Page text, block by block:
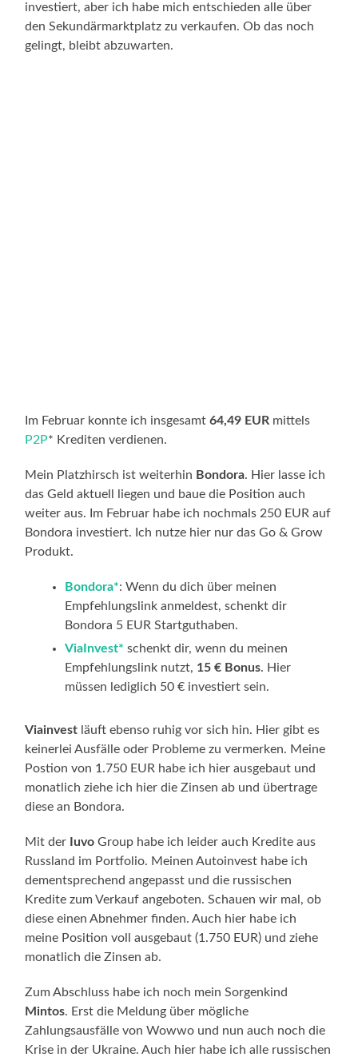
investiert, aber ich habe mich entschieden alle über
den Sekundärmarktplatz zu verkaufen. Ob das noch
gelingt, bleibt abzuwarten.
Im Februar konnte ich insgesamt64,49 EUR mittels
P2P* Krediten verdienen.
Mein Platzhirsch ist weiterhin Bondora. Hier lasse ich
das Geld aktuell liegen und baue die Position auch
weiter aus. Im Februar habe ich nochmals 250 EUR auf
Bondora investiert. Ich nutze hier nur das Go & Grow
Produkt.
Bondora*: Wenn du dich über meinen
Empfehlungslink anmeldest, schenkt dir
Bondora 5 EUR Startguthaben.
ViaInvest* schenkt dir, wenn du meinen
Empfehlungslink nutzt, 15 € Bonus. Hier
müssen lediglich 50 € investiert sein.
Viainvest läuft ebenso ruhig vor sich hin. Hier gibt es
keinerlei Ausfälle oder Probleme zu vermerken. Meine
Postion von 1.750 EUR habe ich hier ausgebaut und
monatlich ziehe ich hier die Zinsen ab und übertrage
diese an Bondora.
Mit der IuvoGroup habe ich leider auch Kredite aus
Russland im Portfolio. Meinen Autoinvest habe ich
dementsprechend angepasst und die russischen
Kredite zum Verkauf angeboten. Schauen wir mal, ob
diese einen Abnehmer finden. Auch hier habe ich
meine Position voll ausgebaut (1.750 EUR) und ziehe
monatlich die Zinsen ab.
Zum Abschluss habe ich noch mein Sorgenkind
Mintos. Erst die Meldung über mögliche
Zahlungsausfälle von Wowwo und nun auch noch die
Krise in der Ukraine. Auch hier habe ich alle russischen